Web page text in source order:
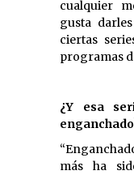
cualquier
gusta
ciertas
programas
¿Y esa
más ha